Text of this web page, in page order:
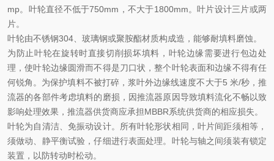
mp。叶轮直径不低于750mm，不大于1800mm。叶片设计三片或两
片。
叶轮由不锈钢304、 玻璃钢或聚胺酯材质构成造，能够耐填料磨蚀。
为防止叶轮在旋转时直接切削损坏填料，叶轮边缘需要进行包边处
理，使叶轮边缘圆滑而不得是刀口状，整个叶轮表面和边缘不得有任
何锐角。为保护填料不被打碎，浆叶外边缘线速度不大于5 米/秒，推
流器的各部件考虑填料的磨损，因推流器原因导致填料流化不畅以致
影响处理效果，推流器供货商应承担MBBR系统供货商的相应损失。
叶轮为自清洁、免振动设计。所有叶轮形状相同，叶片间距须相等，
须做动、静平衡试验，仔细进行表面处理。叶轮与轴之间须装有锁定
装置，以防转动时松动。